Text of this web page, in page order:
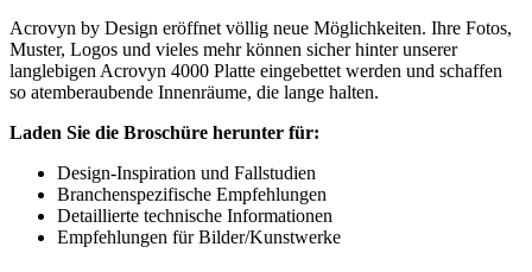
Acrovyn by Design eröffnet völlig neue Möglichkeiten. Ihre Fotos,
Muster, Logos und vieles mehr können sicher hinter unserer
langlebigen Acrovyn 4000 Platte eingebettet werden und schaffen
so atemberaubende Innenräume, die lange halten.
Laden Sie die Broschüre herunter für:
Design-Inspiration und Fallstudien
Branchenspezifische Empfehlungen
Detaillierte technische Informationen
Empfehlungen für Bilder/Kunstwerke